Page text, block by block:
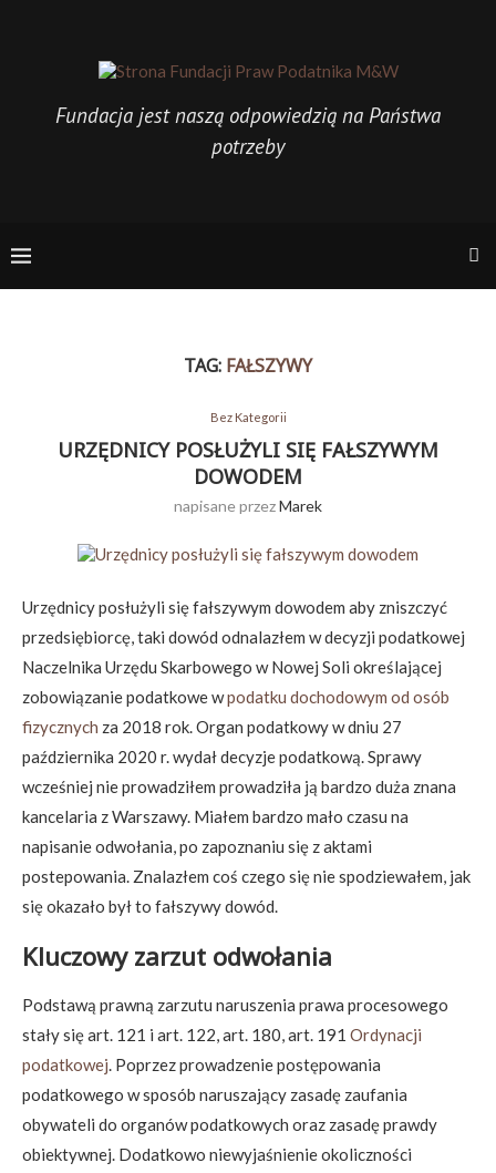
Fundacja jest naszą odpowiedzią na Państwa
potrzeby
TAG: FAŁSZYWY
Bez Kategorii
URZĘDNICY POSŁUŻYLI SIĘ FAŁSZYWYM
DOWODEM
napisane przezMarek
Urzędnicy posłużyli się fałszywym dowodem aby zniszczyć
przedsiębiorcę, taki dowód odnalazłem w decyzji podatkowej
Naczelnika Urzędu Skarbowego w Nowej Soli określającej
zobowiązanie podatkowe wpodatku dochodowym od osób
fizycznych za 2018 rok. Organ podatkowy w dniu 27
października 2020 r. wydał decyzje podatkową. Sprawy
wcześniej nie prowadziłem prowadziła ją bardzo duża znana
kancelaria z Warszawy. Miałem bardzo mało czasu na
napisanie odwołania, po zapoznaniu się z aktami
postepowania. Znalazłem coś czego się nie spodziewałem, jak
się okazało był to fałszywy dowód.
Kluczowy zarzut odwołania
Podstawą prawną zarzutu naruszenia prawa procesowego
stały się art. 121 i art. 122, art. 180, art. 191 Ordynacji
podatkowej. Poprzez prowadzenie postępowania
podatkowego w sposób naruszający zasadę zaufania
obywateli do organów podatkowych oraz zasadę prawdy
obiektywnej. Dodatkowo niewyjaśnienie okoliczności